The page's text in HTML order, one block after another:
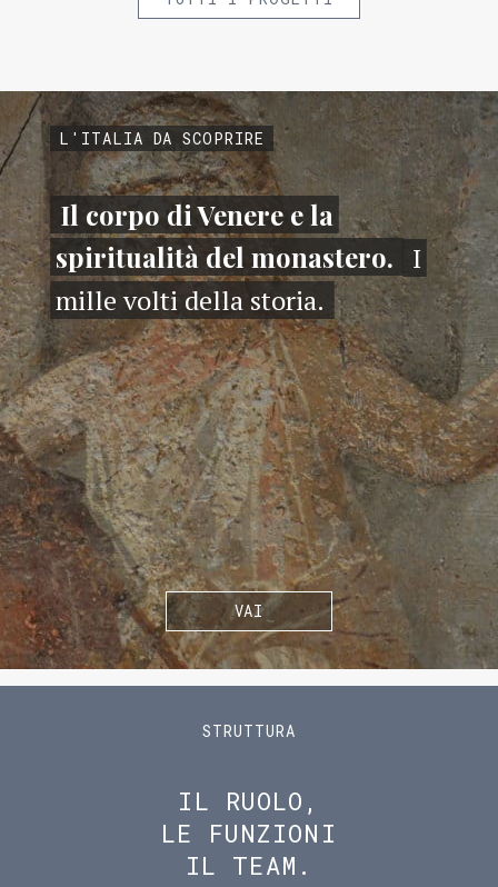
L'ITALIA DA SCOPRIRE
Il corpo di Venere e la
spiritualità del monastero. I
mille volti della storia.
VAI
STRUTTURA
IL RUOLO,
LE FUNZIONI
IL TEAM.